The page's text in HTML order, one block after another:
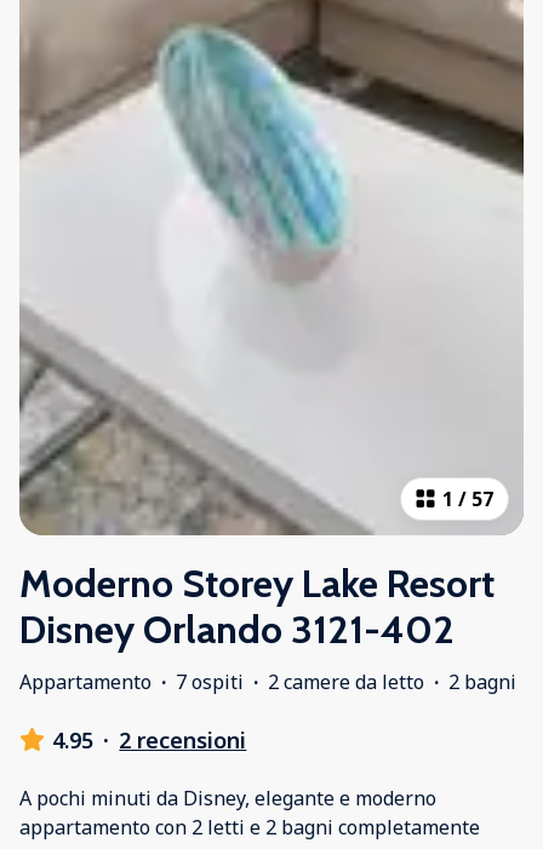
1 / 57
Moderno Storey Lake Resort
Disney Orlando 3121-402
Appartamento · 7 ospiti · 2 camere da letto · 2 bagni
4.95 · 2 recensioni
A pochi minuti da Disney, elegante e moderno
appartamento con 2 letti e 2 bagni completamente